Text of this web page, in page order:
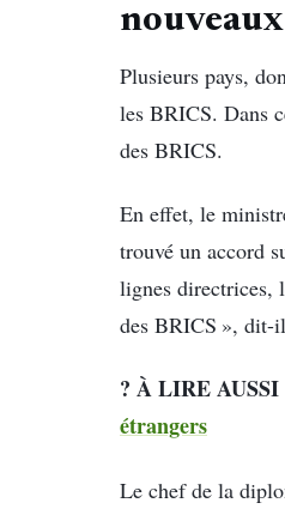
Plusieurs pays,
les BRICS. Dans
des BRICS.
En effet, le
trouvé un accord
lignes directrices,
des BRICS », dit-
? À LIRE
étrangers
Le chef de la